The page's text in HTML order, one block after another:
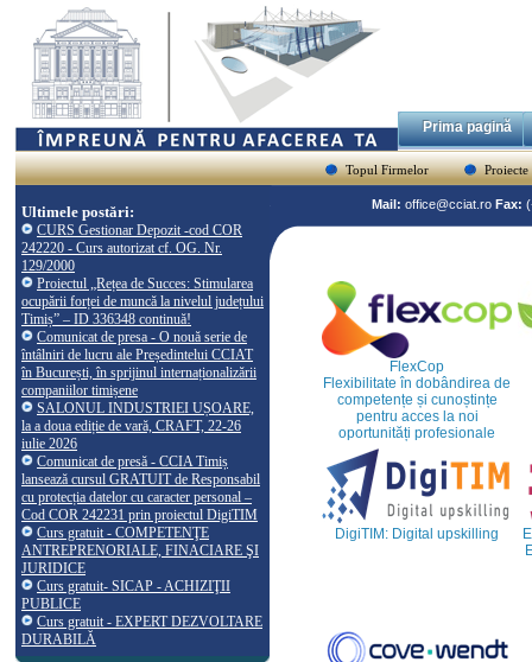
Prima pagină
Topul Firmelor Proiecte
Ultimele postări:
CURS Gestionar Depozit -cod COR
242220 - Curs autorizat cf. OG. Nr.
129/2000
Proiectul „Rețea de Succes: Stimularea
ocupării forței de muncă la nivelul județului
Timiș” – ID 336348 continuă!
Comunicat de presa - O nouă serie de
întâlniri de lucru ale Președintelui CCIAT
în București, în sprijinul internaționalizării
companiilor timișene
SALONUL INDUSTRIEI UȘOARE,
la a doua ediție de vară, CRAFT, 22-26
iulie 2026
Comunicat de presă - CCIA Timiș
lansează cursul GRATUIT de Responsabil
cu protecția datelor cu caracter personal –
Cod COR 242231 prin proiectul DigiTIM
Curs gratuit - COMPETENŢE
ANTREPRENORIALE, FINACIARE ŞI
JURIDICE
Curs gratuit- SICAP - ACHIZIŢII
PUBLICE
Curs gratuit - EXPERT DEZVOLTARE
DURABILĂ
Mail: office@cciat.ro Fax:
FlexCop
Flexibilitate în dobândirea de
competențe și cunoștințe
pentru acces la noi
oportunități profesionale
DigiTIM: Digital upskilling